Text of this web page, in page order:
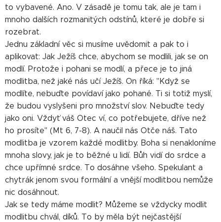
to vybavené. Ano. V zásadě je tomu tak, ale je tam i
mnoho dalších rozmanitých odstínů, které je dobře si
rozebrat.
Jednu základní věc si musíme uvědomit a pak to i
aplikovat: Jak Ježíš chce, abychom se modlili, jak se on
modlí. Protože i pohani se modlí, a přece je to jiná
modlitba, než jaké nás učí Ježíš. On říká: "Když se
modlíte, nebuďte povídaví jako pohané. Ti si totiž myslí,
že budou vyslyšeni pro množství slov. Nebuďte tedy
jako oni. Vždyť váš Otec ví, co potřebujete, dříve než
ho prosíte" (Mt 6, 7-8). A naučil nás Otče náš. Tato
modlitba je vzorem každé modlitby. Boha si nenakloníme
mnoha slovy, jak je to běžné u lidí. Bůh vidí do srdce a
chce upřímné srdce. To dosáhne všeho. Spekulant a
chytrák jenom svou formální a vnější modlitbou nemůže
nic dosáhnout.
Jak se tedy máme modlit? Můžeme se vždycky modlit
modlitbu chvál, díků. To by měla být nejčastější